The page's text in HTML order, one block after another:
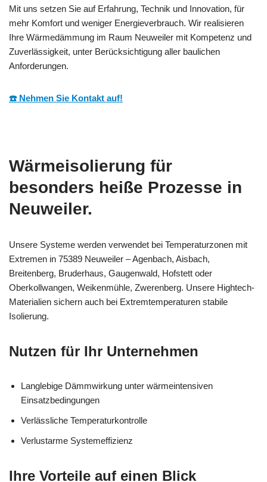
Mit uns setzen Sie auf Erfahrung, Technik und Innovation, für
mehr Komfort und weniger Energieverbrauch. Wir realisieren
Ihre Wärmedämmung im Raum Neuweiler mit Kompetenz und
Zuverlässigkeit, unter Berücksichtigung aller baulichen
Anforderungen.
☎️ Nehmen Sie Kontakt auf!
Wärmeisolierung für
besonders heiße Prozesse in
Neuweiler.
Unsere Systeme werden verwendet bei Temperaturzonen mit
Extremen in 75389 Neuweiler – Agenbach, Aisbach,
Breitenberg, Bruderhaus, Gaugenwald, Hofstett oder
Oberkollwangen, Weikenmühle, Zwerenberg. Unsere Hightech-
Materialien sichern auch bei Extremtemperaturen stabile
Isolierung.
Nutzen für Ihr Unternehmen
Langlebige Dämmwirkung unter wärmeintensiven
Einsatzbedingungen
Verlässliche Temperaturkontrolle
Verlustarme Systemeffizienz
Ihre Vorteile auf einen Blick